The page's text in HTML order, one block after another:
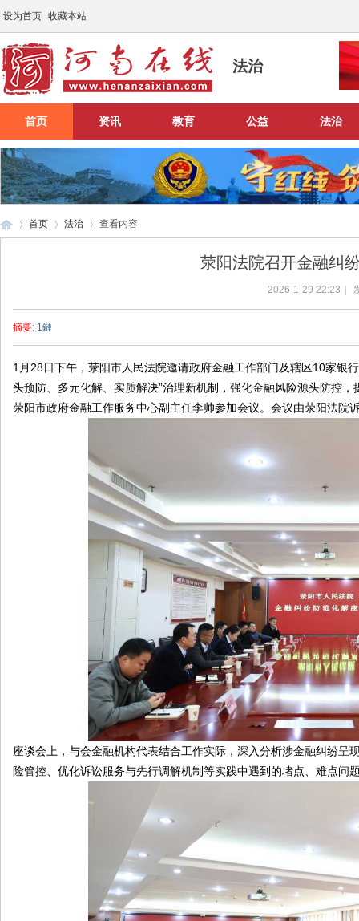
设为首页 收藏本站
法治
首页 资讯 教育 公益 法治
首页 法治 查看内容
荥阳法院召开金融纠
2026-1-29 22:23
摘要: 1鏈
1月28日下午，荥阳市人民法院邀请政府金融工作部门及辖区10家银
头预防、多元化解、实质解决”治理新机制，强化金融风险源头防控
荥阳市政府金融工作服务中心副主任李帅参加会议。会议由荥阳法院
座谈会上，与会金融机构代表结合工作实际，深入分析涉金融纠纷
险管控、优化诉讼服务与先行调解机制等实践中遇到的堵点、难点问